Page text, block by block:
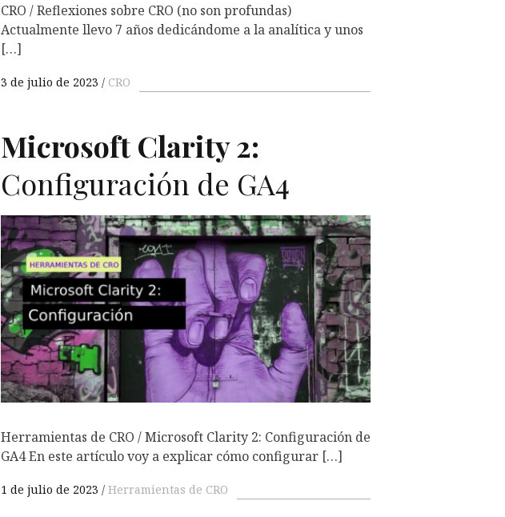
CRO / Reflexiones sobre CRO (no son profundas)
Actualmente llevo 7 años dedicándome a la analítica y unos
[…]
3 de julio de 2023 CRO
Microsoft Clarity 2:
Configuración de GA4
Herramientas de CRO / Microsoft Clarity 2: Configuración de
GA4 En este artículo voy a explicar cómo configurar […]
1 de julio de 2023 Herramientas de CRO